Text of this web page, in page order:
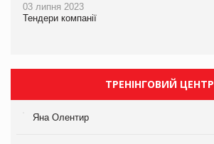
03 липня 2023
Тендери компанії
ТРЕНІНГОВИЙ ЦЕНТР
Яна Олентир